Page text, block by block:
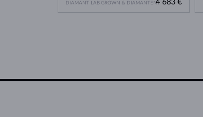
DIAMANT LAB GROWN & DIAMANTEN4 683 €